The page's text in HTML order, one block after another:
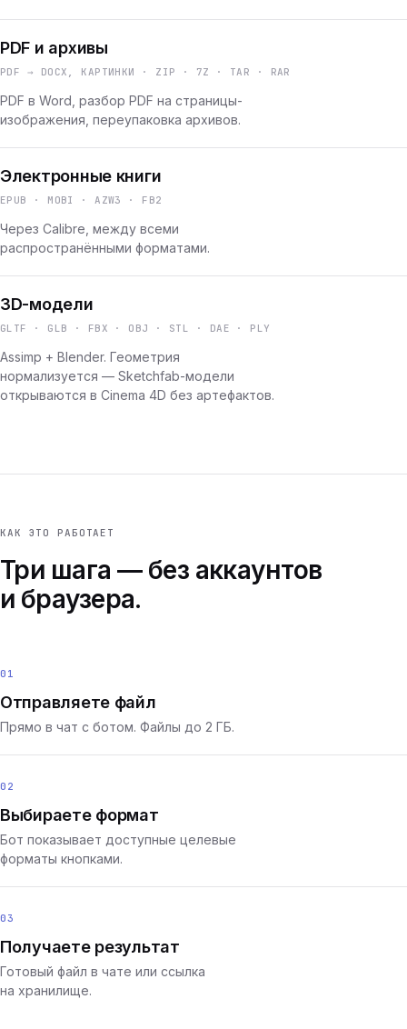
PDF и архивы
PDF → DOCX, КАРТИНКИ · ZIP · 7Z · TAR · RAR
PDF в Word, разбор PDF на страницы-
изображения, переупаковка архивов.
Электронные книги
EPUB · MOBI · AZW3 · FB2
Через Calibre, между всеми
распространёнными форматами.
3D-модели
GLTF · GLB · FBX · OBJ · STL · DAE · PLY
Assimp + Blender. Геометрия
нормализуется — Sketchfab-модели
открываются в Cinema 4D без артефактов.
КАК ЭТО РАБОТАЕТ
Три шага — без аккаунтов
и браузера.
01
Отправляете файл
Прямо в чат с ботом. Файлы до 2 ГБ.
02
Выбираете формат
Бот показывает доступные целевые
форматы кнопками.
03
Получаете результат
Готовый файл в чате или ссылка
на хранилище.